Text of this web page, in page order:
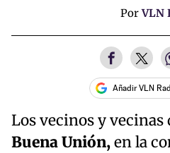
PorVLN
Añadir VLN
Los vecinos y vecinas
Buena Unión,en la